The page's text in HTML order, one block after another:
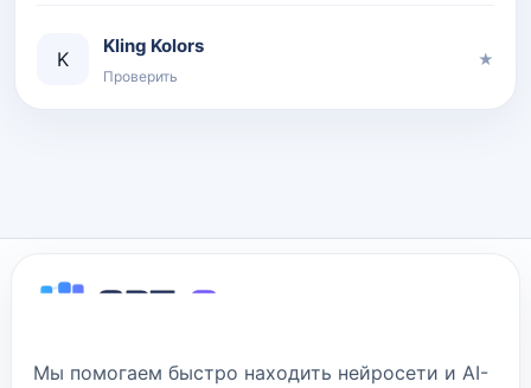
K
Kling Kolors
Проверить
★
Мы помогаем быстро находить нейросети и AI-